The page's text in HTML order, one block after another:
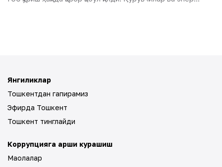
Янгиликлар
Тошкентдан гапирамиз
Эфирда Тошкент
Тошкент тинглайди
Коррупцияга қарши курашиш
Мақолалар